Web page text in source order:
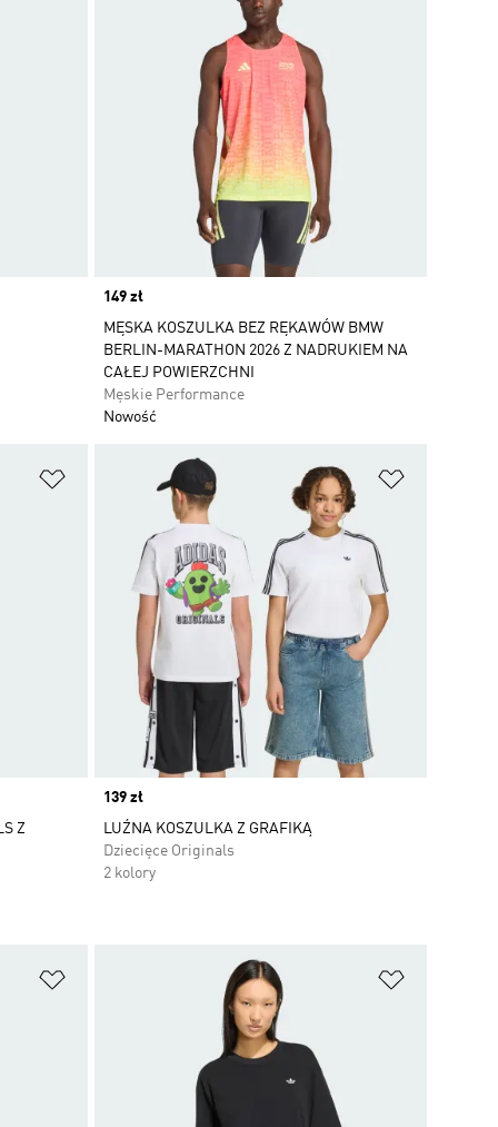
Price
149 zł
MĘSKA KOSZULKA BEZ RĘKAWÓW BMW
BERLIN-MARATHON 2026 Z NADRUKIEM NA
CAŁEJ POWIERZCHNI
Męskie Performance
Nowość
Dodaj do listy życzeń
Z
Price
139 zł
LUŹNA KOSZULKA Z GRAFIKĄ
Dziecięce Originals
2 kolory
Dodaj do listy życzeń